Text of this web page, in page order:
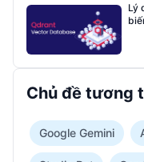
Lý
Chủ đề tương
Google Gemini